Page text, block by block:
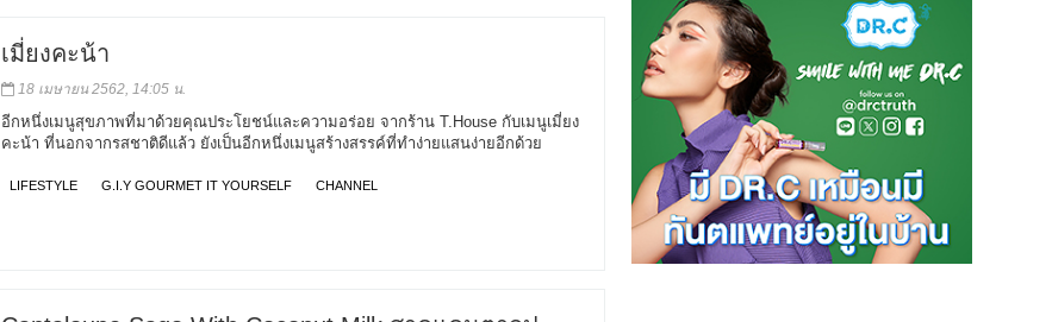
เมี่ยงคะน้า
18 เมษายน 2562, 14:05 น.
อีกหนึ่งเมนูสุขภาพที่มาด้วยคุณประโยชน์และความอร่อย จากร้าน T.House กับเมนูเมี่ยง
คะน้า ที่นอกจากรสชาติดีแล้ว ยังเป็นอีกหนึ่งเมนูสร้างสรรค์ที่ทำง่ายแสนง่ายอีกด้วย
LIFESTYLE G.I.Y GOURMET IT YOURSELF CHANNEL